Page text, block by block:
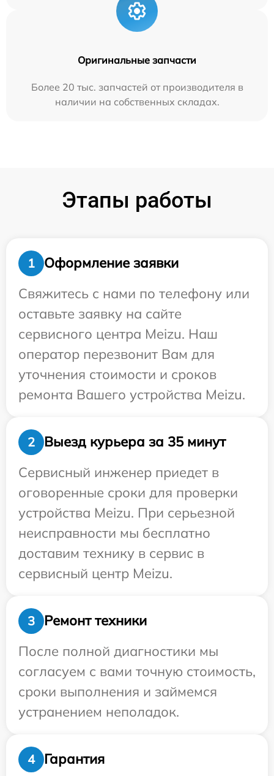
Оригинальные запчасти
Более 20 тыс. запчастей от производителя в
наличии на собственных складах.
Этапы работы
1
Оформление заявки
Свяжитесь с нами по телефону или
оставьте заявку на сайте
сервисного центра Meizu. Наш
оператор перезвонит Вам для
уточнения стоимости и сроков
ремонта Вашего устройства Meizu.
2
Выезд курьера за 35 минут
Сервисный инженер приедет в
оговоренные сроки для проверки
устройства Meizu. При серьезной
неисправности мы бесплатно
доставим технику в сервис в
сервисный центр Meizu.
3
Ремонт техники
После полной диагностики мы
согласуем с вами точную стоимость,
сроки выполнения и займемся
устранением неполадок.
4 Гарантия